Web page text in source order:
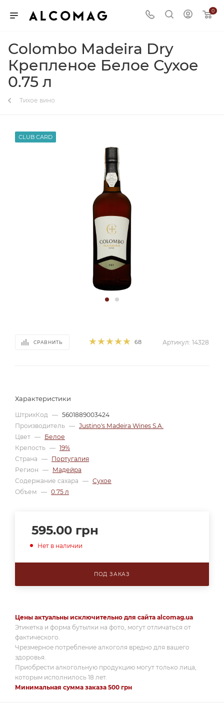
0
Colombo Madeira Dry
Крепленое Белое Сухое
0.75 л
Тихое вино
CLUB CARD
СРАВНИТЬ 68 Артикул: 14328
Характеристики
ШтрихКод — 5601889003424
Производитель — Justino's Madeira Wines S.A.
Цвет — Белое
Крепость — 19%
Страна — Португалия
Регион — Мадейра
Содержание сахара — Сухое
Объем — 0.75 л
595.00 грн
Нет в наличии
ПОД ЗАКАЗ
Цены актуальны исключительно для сайта alcomag.ua
Этикетка и форма бутылки на фото, могут отличаться от
фактического.
Чрезмерное потребление алкоголя вредно для вашего
здоровья.
Приобрести алкогольную продукцию могут только лица,
которым исполнилось 18 лет.
Минимальная сумма заказа 500 грн